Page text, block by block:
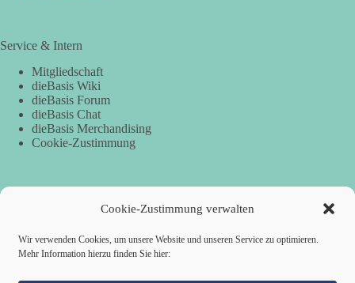
Cookie-Zustimmung verwalten
Wir verwenden Cookies, um unsere Website und unseren Service zu optimieren.
Mehr Information hierzu finden Sie hier:
Service & Intern
Mitgliedschaft
dieBasis Wiki
dieBasis Forum
dieBasis Chat
dieBasis Merchandising
Cookie-Zustimmung
Spenden
dieBasis Kreisverband Würzburg